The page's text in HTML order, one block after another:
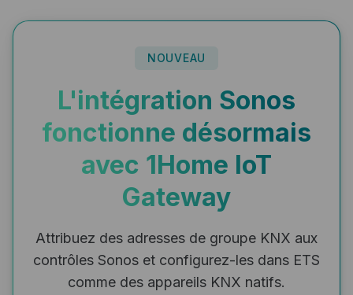
NOUVEAU
L'intégration Sonos
fonctionne désormais
avec 1Home IoT
Gateway
Attribuez des adresses de groupe KNX aux
contrôles Sonos et configurez-les dans ETS
comme des appareils KNX natifs.